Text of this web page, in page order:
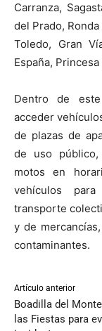
Carranza,
del Prado,
Toledo, Gran
España,
Dentro de
acceder
de plazas de
de uso
motos en
vehículos
transporte
y de
contaminantes.
Artículo anterior
Boadilla del
las Fiestas para